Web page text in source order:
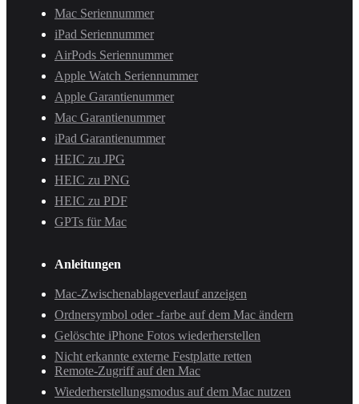
Mac Seriennummer
iPad Seriennummer
AirPods Seriennummer
Apple Watch Seriennummer
Apple Garantienummer
Mac Garantienummer
iPad Garantienummer
HEIC zu JPG
HEIC zu PNG
HEIC zu PDF
GPTs für Mac
Anleitungen
Mac-Zwischenablageverlauf anzeigen
Ordnersymbol oder -farbe auf dem Mac ändern
Gelöschte iPhone Fotos wiederherstellen
Nicht erkannte externe Festplatte retten
Remote-Zugriff auf den Mac
Wiederherstellungsmodus auf dem Mac nutzen